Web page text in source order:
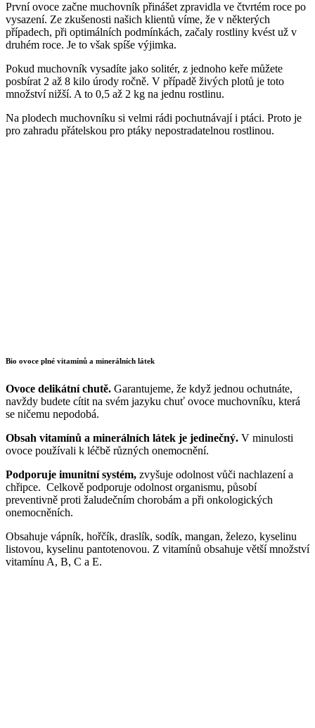
První ovoce začne muchovník přinášet zpravidla ve čtvrtém roce po
vysazení. Ze zkušenosti našich klientů víme, že v některých
případech, při optimálních podmínkách, začaly rostliny kvést už v
druhém roce. Je to však spíše výjimka.
Pokud muchovník vysadíte jako solitér, z jednoho keře můžete
posbírat 2 až 8 kilo úrody ročně. V případě živých plotů je toto
množství nižší. A to 0,5 až 2 kg na jednu rostlinu.
Na plodech muchovníku si velmi rádi pochutnávají i ptáci. Proto je
pro zahradu přátelskou pro ptáky nepostradatelnou rostlinou.
Bio ovoce plné vitamínů a minerálních látek
Ovoce delikátní chutě. Garantujeme, že když jednou ochutnáte,
navždy budete cítit na svém jazyku chuť ovoce muchovníku, která
se ničemu nepodobá.
Obsah vitamínů a minerálních látek je jedinečný. V minulosti
ovoce používali k léčbě různých onemocnění.
Podporuje imunitní systém, zvyšuje odolnost vůči nachlazení a
chřipce. Celkově podporuje odolnost organismu, působí
preventivně proti žaludečním chorobám a při onkologických
onemocněních.
Obsahuje vápník, hořčík, draslík, sodík, mangan, železo, kyselinu
listovou, kyselinu pantotenovou. Z vitamínů obsahuje větší množství
vitamínu A, B, C a E.